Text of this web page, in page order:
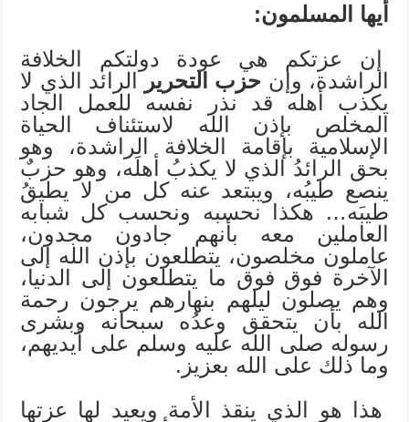
أيها المسلمون:
إن عزتكم هي عودة دولتكم الخلافة
الراشدة، وإن حزب التحرير الرائد الذي لا
يكذب أهله قد نذر نفسه للعمل الجاد
المخلص بإذن الله لاستئناف الحياة
الإسلامية بإقامة الخلافة الراشدة، وهو
بحق الرائدُ الذي لا يكذبُ أهلَه، وهو حزبٌ
ينصع طيبُه، ويبتعد عنه كل من لا يطيقُ
طيبَه… هكذا نحسبه ونحسب كل شبابه
العاملين معه بأنهم جادون مجدون،
عاملون مخلصون، يتطلعون بإذن الله إلى
الآخرة فوق فوق ما يتطلعون إلى الدنيا،
وهم يصلون ليلهم بنهارهم يرجون رحمة
الله بأن يتحقق وعدُه سبحانه وبشرى
رسوله صلى الله عليه وسلم على أيديهم،
وما ذلك على الله بعزيز.
هذا هو الذي ينقذ الأمة ويعيد لها عزتها